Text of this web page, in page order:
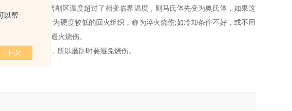
以帮
为回火烧伤;若磨削区温度超过了相变临界温度，则马氏体先变为奥氏体，如果这
速度较慢，仍为硬度较低的回火组织，称为淬火烧伤;如冷却条件不好，或不用
2UH
，称之为退火烧伤。
根本无法使用，所以磨削时要避免烧伤。